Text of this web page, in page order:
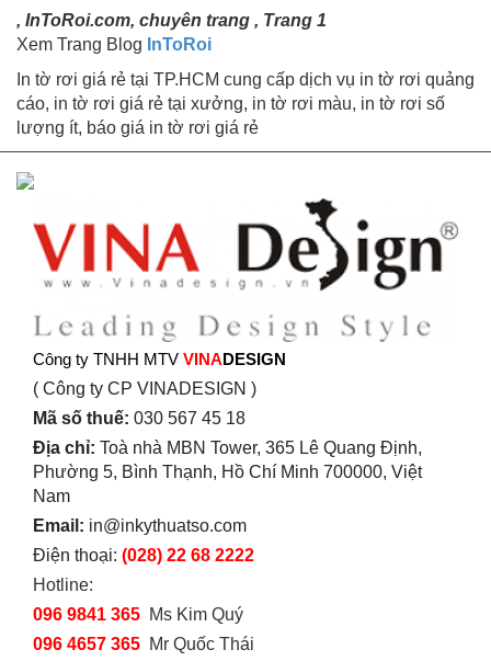
, InToRoi.com, chuyên trang , Trang 1
Xem Trang Blog InToRoi
In tờ rơi giá rẻ tại TP.HCM cung cấp dịch vụ in tờ rơi quảng
cáo, in tờ rơi giá rẻ tại xưởng, in tờ rơi màu, in tờ rơi số
lượng ít, báo giá in tờ rơi giá rẻ
Công ty TNHH MTV VINADESIGN
( Công ty CP VINADESIGN )
Mã số thuế: 030 567 45 18
Địa chỉ: Toà nhà MBN Tower, 365 Lê Quang Định,
Phường 5, Bình Thạnh, Hồ Chí Minh 700000, Việt
Nam
Email: in@inkythuatso.com
Điện thoại: (028) 22 68 2222
Hotline:
096 9841 365 Ms Kim Quý
096 4657 365 Mr Quốc Thái